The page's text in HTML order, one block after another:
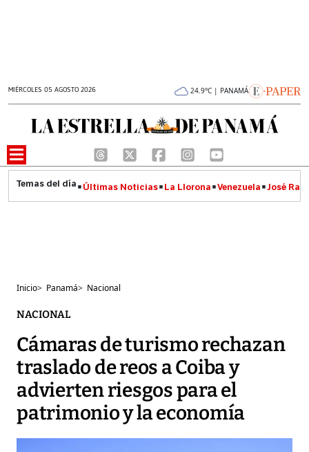
MIÉRCOLES 05 AGOSTO 2026 24.9°C | PANAMÁ
Últimas Noticias La Llorona Venezuela José
Inicio> Panamá> Nacional
NACIONAL
Cámaras de turismo rechazan
traslado de reos a Coiba y
advierten riesgos para el
patrimonio y la economía